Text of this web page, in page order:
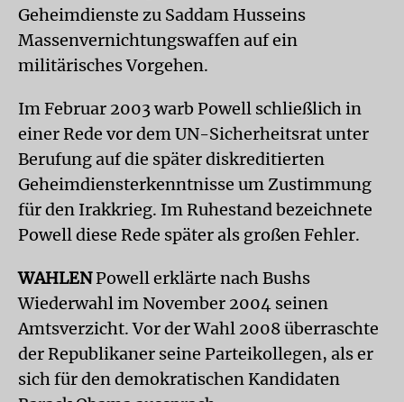
Geheimdienste zu Saddam Husseins
Massenvernichtungswaffen auf ein
militärisches Vorgehen.
Im Februar 2003 warb Powell schließlich in
einer Rede vor dem UN-Sicherheitsrat unter
Berufung auf die später diskreditierten
Geheimdiensterkenntnisse um Zustimmung
für den Irakkrieg. Im Ruhestand bezeichnete
Powell diese Rede später als großen Fehler.
WAHLENPowell erklärte nach Bushs
Wiederwahl im November 2004 seinen
Amtsverzicht. Vor der Wahl 2008 überraschte
der Republikaner seine Parteikollegen, als er
sich für den demokratischen Kandidaten